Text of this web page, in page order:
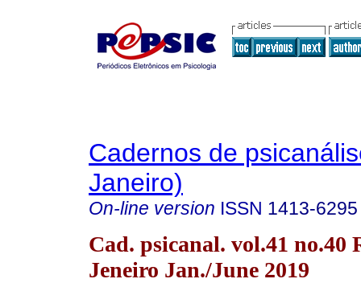
Cadernos de
Janeiro)
On-line version ISSN 1413-6295
Cad. psicanal. vol.41 no.40
Jeneiro Jan./June 2019